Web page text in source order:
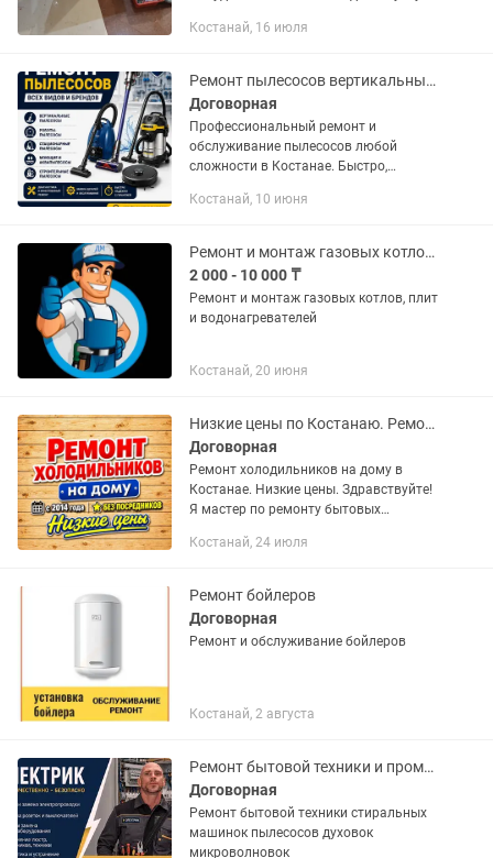
оформить бесплатный вызов мастера,
Костанай, 16 июля
Ремонт пылесосов вертикальных, роботов, Aqua (моющих), строительных.
Договорная
Профессиональный ремонт и
обслуживание пылесосов любой
сложности в Костанае. Быстро,
выполненные работы. 🛠 Что мы
(Xiaomi, Dreame,...
Костанай, 10 июня
Ремонт и монтаж газовых котлов, плит и водонагревателей
2 000 - 10 000 ₸
Ремонт и монтаж газовых котлов, плит
и водонагревателей
Костанай, 20 июня
Низкие цены по Костанаю. Ремонт холодильников.
Договорная
Ремонт холодильников на дому в
Костанае. Низкие цены. Здравствуйте!
Я мастер по ремонту бытовых
сфере — с 2014 года. Работаю сам на
Костанай, 24 июля
Ремонт бойлеров
Договорная
Ремонт и обслуживание бойлеров
Костанай, 2 августа
Ремонт бытовой техники и промышленной Костанай
Договорная
Ремонт бытовой техники стиральных
машинок пылесосов духовок
микроволновок